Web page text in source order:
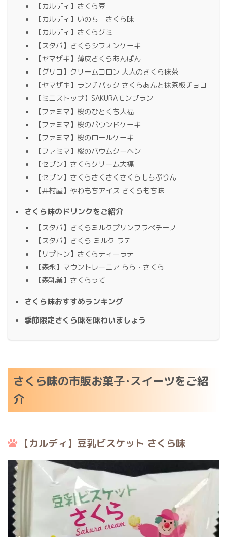
【カルディ】さくら豆
【カルディ】いのち さくら味
【カルディ】さくらグミ
【スタバ】さくらシフォンケーキ
【ヤマザキ】薄皮さくらあんぱん
【グリコ】クリームコロン 大人のさくら抹茶
【ヤマザキ】ランチパック さくらあんと抹茶板チョコ
【ミニストップ】SAKURAモンブラン
【ファミマ】桜のひとくち大福
【ファミマ】桜のパウンドケーキ
【ファミマ】桜のロールケーキ
【ファミマ】桜のバウムクーヘン
【セブン】さくらクリーム大福
【セブン】さくらさくさくさくらもちぷりん
【井村屋】やわもちアイス さくらもち味
さくら味のドリンクをご紹介
【スタバ】さくらミルクプリンフラペチーノ
【スタバ】さくら ミルク ラテ
【リプトン】さくらティーラテ
【森永】マウントレーニア らら・さくら
【森乳業】さくらって
さくら味おすすめランキング
季節限定さくら味を味わいましょう
さくら味の市販お菓子･スイーツをご紹
介
【カルディ】豆乳ビスケット さくら味